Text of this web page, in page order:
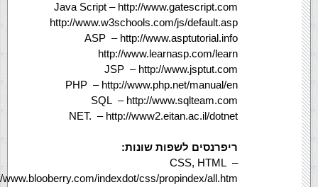
Java Script – http://www.gatescript.com
http://www.w3schools.com/js/default.asp
ASP – http://www.asptutorial.info
http://www.learnasp.com/learn
JSP – http://www.jsptut.com
PHP – http://www.php.net/manual/en
SQL – http://www.sqlteam.com
NET. – http://www2.eitan.ac.il/dotnet
ריפרנסים לשפות שונות:
CSS, HTML –
www.blooberry.com/indexdot/css/propindex/all.htm